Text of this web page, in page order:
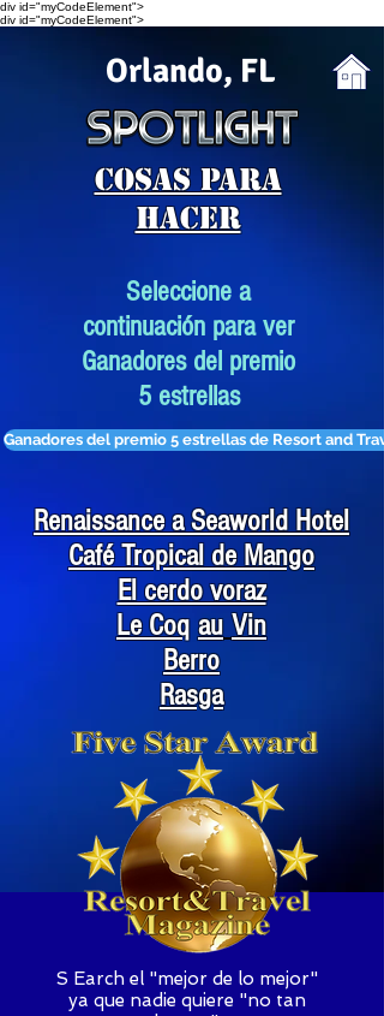
div id="myCodeElement">
div id="myCodeElement">
Orlando, FL
Cosas para
hacer
Seleccione a
continuación para ver
Ganadores del premio
5 estrellas
Ganadores del premio 5 estrellas de Resort and
Renaissance a Seaworld Hotel
Café Tropical de Mango
El cerdo voraz
Le Coq au Vin
Berro
Rasga
S Earch el "mejor de lo mejor"
ya que nadie quiere "no tan